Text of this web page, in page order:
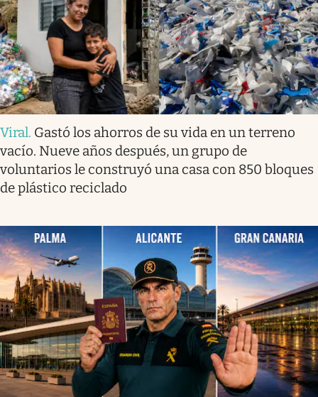
Viral. Gastó los ahorros de su vida en un terreno
vacío. Nueve años después, un grupo de
voluntarios le construyó una casa con 850 bloques
de plástico reciclado